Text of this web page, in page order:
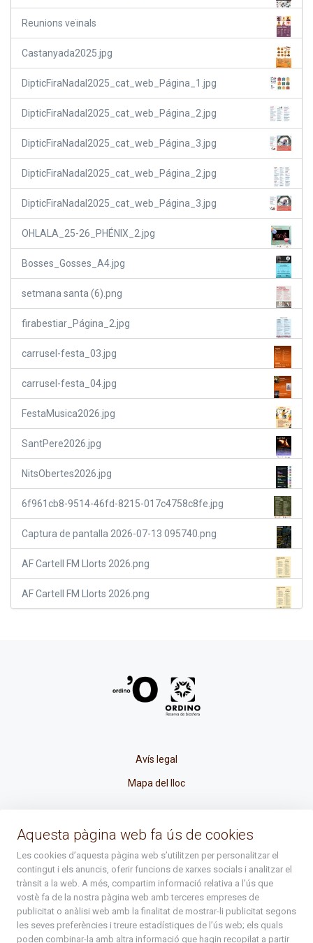
Reunions veïnals
Castanyada2025.jpg
DipticFiraNadal2025_cat_web_Página_1.jpg
DipticFiraNadal2025_cat_web_Página_2.jpg
DipticFiraNadal2025_cat_web_Página_3.jpg
DipticFiraNadal2025_cat_web_Página_2.jpg
DipticFiraNadal2025_cat_web_Página_3.jpg
OHLALA_25-26_PHÉNIX_2.jpg
Bosses_Gosses_A4.jpg
setmana santa (6).png
firabestiar_Página_2.jpg
carrusel-festa_03.jpg
carrusel-festa_04.jpg
FestaMusica2026.jpg
SantPere2026.jpg
NitsObertes2026.jpg
6f961cb8-9514-46fd-8215-017c4758c8fe.jpg
Captura de pantalla 2026-07-13 095740.png
AF Cartell FM Llorts 2026.png
AF Cartell FM Llorts 2026.png
Avís legal
Mapa del lloc
atenciociutadana@ordino.ad
+376 878 100
De Dl. a Dv. : de 8 a 16h (els divendres a partir de l'1 de juny
fins al divendres de la setmana de Meritxell : de 8 a 14h)
Aquesta pàgina web fa ús de cookies
Les cookies d’aquesta pàgina web s’utilitzen per personalitzar el
contingut i els anuncis, oferir funcions de xarxes socials i analitzar el
trànsit a la web. A més, compartim informació relativa a l’ús que
vostè fa de la nostra pàgina web amb terceres empreses de
publicitat o anàlisi web amb la finalitat de mostrar-li publicitat segons
les seves preferències i treure estadístiques de l’ús web; els quals
poden combinar-la amb altra informació que hagin recopilat a partir